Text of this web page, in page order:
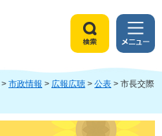
索
メ
ニ
ュ
ー
> 市政情報 > 広報広聴 > 公表 > 市長交際